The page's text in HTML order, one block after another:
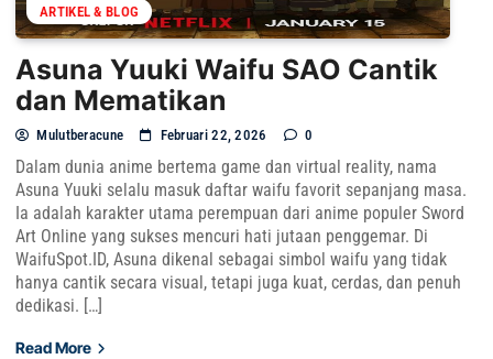
ARTIKEL & BLOG
Asuna Yuuki Waifu SAO Cantik
dan Mematikan
Mulutberacune Februari 22, 2026 0
Dalam dunia anime bertema game dan virtual reality, nama
Asuna Yuuki selalu masuk daftar waifu favorit sepanjang masa.
Ia adalah karakter utama perempuan dari anime populer Sword
Art Online yang sukses mencuri hati jutaan penggemar. Di
WaifuSpot.ID, Asuna dikenal sebagai simbol waifu yang tidak
hanya cantik secara visual, tetapi juga kuat, cerdas, dan penuh
dedikasi. […]
Read More